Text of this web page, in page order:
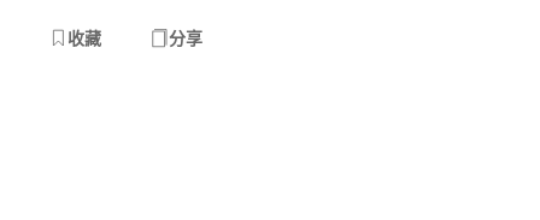
收藏 分享